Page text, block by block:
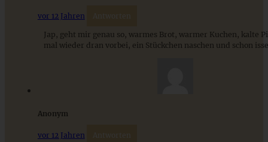
Stracciatella-Quarkcreme mit Kirschgrütze - einfaches
Dessert im Glas
ZUM BEITRAG
vor 12 Jahren Antworten
Jap, geht mir genau so, warmes Brot, warmer Kuchen, kalte
mal wieder dran vorbei, ein Stückchen naschen und schon
Anonym
vor 12 Jahren Antworten